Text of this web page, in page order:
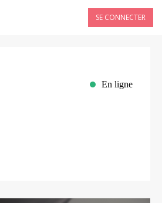
SE CONNECTER
En ligne